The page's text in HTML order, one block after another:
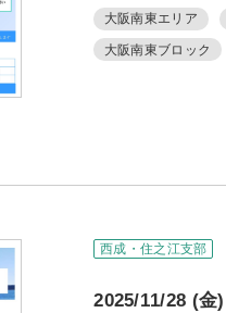
大阪南東エリア
大阪南東ブロック
西成・住之江支部
2025/11/28 (金